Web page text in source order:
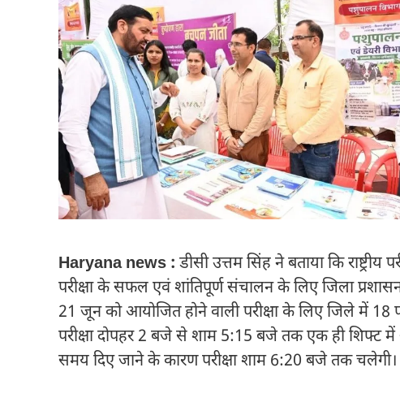
Haryana news : डीसी उत्तम सिंह ने बताया कि
परीक्षा के सफल एवं शांतिपूर्ण संचालन के लिए जिला
21 जून को आयोजित होने वाली परीक्षा के लिए जिले में 18
परीक्षा दोपहर 2 बजे से शाम 5:15 बजे तक एक ही शिफ्ट में
समय दिए जाने के कारण परीक्षा शाम 6:20 बजे तक चलेगी।